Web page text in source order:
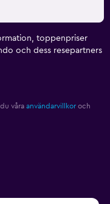
toppenpriser
och dess resepartners
våra användarvillkor och